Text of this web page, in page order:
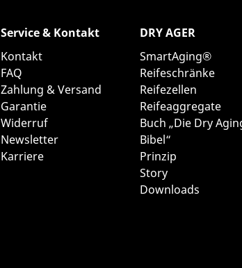
Service & Kontakt
Kontakt
FAQ
Zahlung & Versand
Garantie
Widerruf
Newsletter
Karriere
DRY AGER
SmartAging®
Reifeschränke
Reifezellen
Reifeaggregate
Buch „Die Dry
Bibel“
Prinzip
Story
Downloads